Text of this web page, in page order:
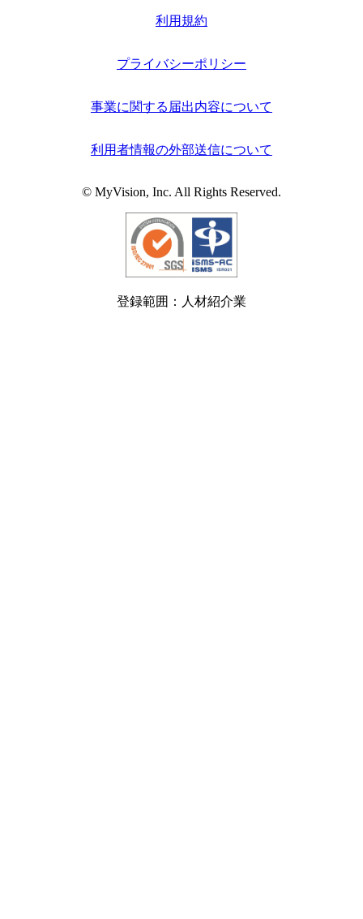
利用規約
プライバシーポリシー
事業に関する届出内容について
利用者情報の外部送信について
© MyVision, Inc. All Rights Reserved.
登録範囲：人材紹介業